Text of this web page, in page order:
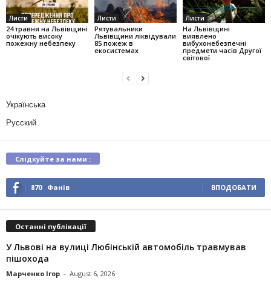
Листи
24 травня на Львівщині
очікують високу
пожежну небезпеку
Листи
Рятувальники
Львівщини ліквідували
85 пожеж в
екосистемах
Листи
На Львівщині
виявлено
вибухонебезпечні
предмети часів Другої
світової
Українська
Русский
Слідкуйте за нами :
870 Фанів ВПОДОБАТИ
Останні публікації
У Львові на вулиці Любінській автомобіль травмував
пішохода
Марченко Ігор - August 6, 2026